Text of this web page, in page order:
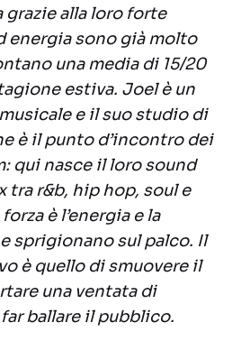
grazie alla loro forte
energia sono già molto
una media di 15/20
estiva. Joel è un
e il suo studio di
è il punto d’incontro dei
qui nasce il loro sound
tra r&b, hip hop, soul e
è l’energia e la
sprigionano sul palco. Il
è quello di smuovere il
una ventata di
ballare il pubblico.